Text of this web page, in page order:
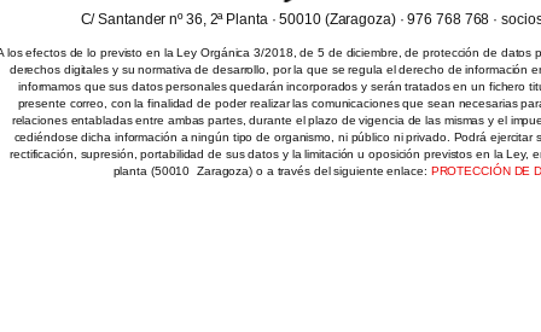
C/ Santander nº 36, 2ª Planta · 50010 (Zaragoza) · 976 768 768 ·
los efectos de lo previsto en la Ley Orgánica 3/2018, de 5 de diciembre, de protección de datos
derechos digitales y su normativa de desarrollo, por la que se regula el derecho de información
informamos que sus datos personales quedarán incorporados y serán tratados en un fichero
presente correo, con la finalidad de poder realizar las comunicaciones que sean necesarias
relaciones entabladas entre ambas partes, durante el plazo de vigencia de las mismas y el
cediéndose dicha información a ningún tipo de organismo, ni público ni privado. Podrá ejercitar
rectificación, supresión, portabilidad de sus datos y la limitación u oposición previstos en la Ley,
planta (50010  Zaragoza) o a través del siguiente enlace: PROTECCIÓN DE